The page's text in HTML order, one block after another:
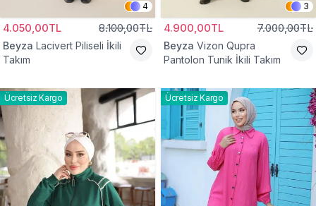
4
4.050,00TL 8.100,00TL
Beyza Lacivert Piliseli İkili
Takım
3
4.900,00TL 7.000,00TL
Beyza Vizon Qupra
Pantolon Tunik İkili Takım
Ücretsiz Kargo Ücretsiz Kargo